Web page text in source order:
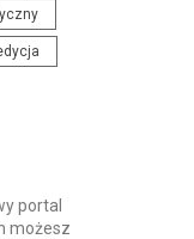
portal
możesz